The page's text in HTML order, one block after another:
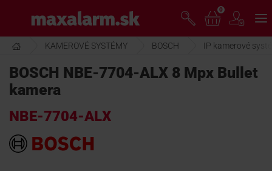
hlavnému
obsahu
www.maxalarm.sk
AKCIA MESIACA
PRODUKTY
0
KAMEROVÉ SYSTÉMY BOSCH IP kamerové
BOSCH NBE-7704-ALX 8 Mpx Bullet
kamera
NBE-7704-ALX